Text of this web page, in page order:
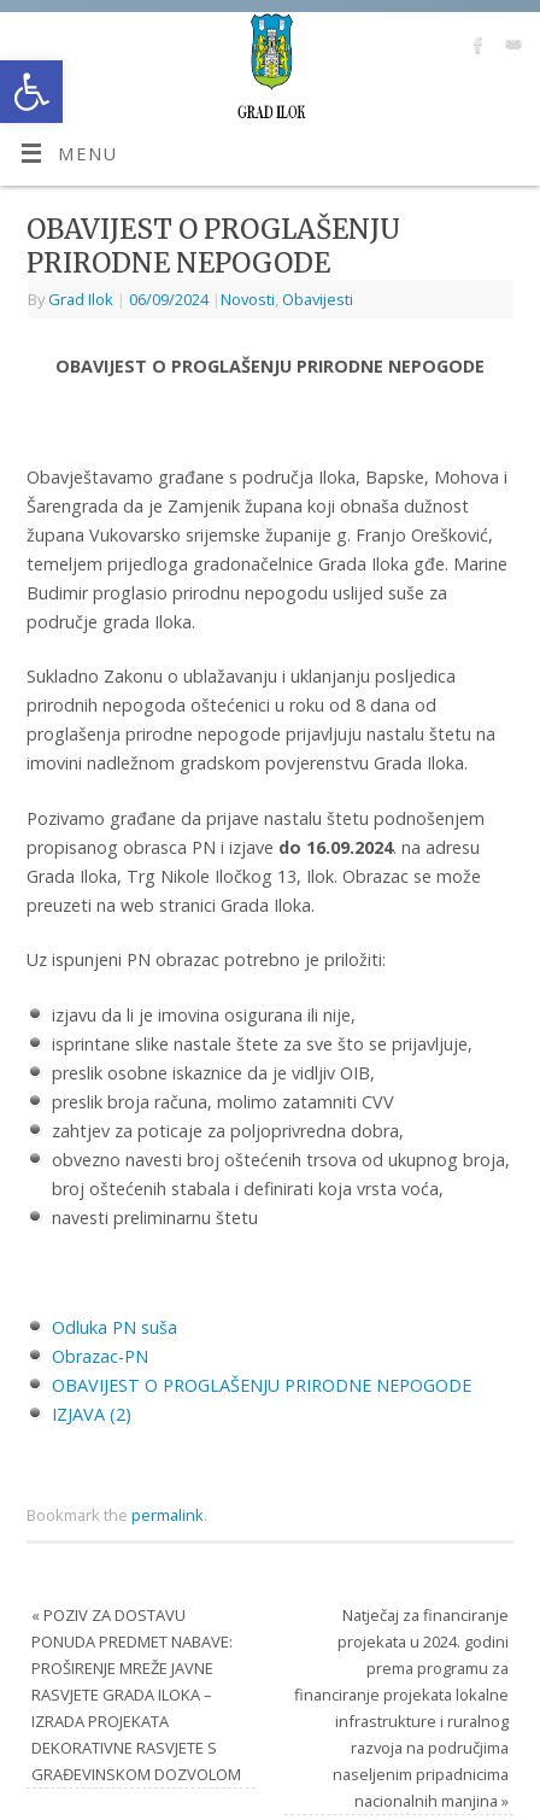
Open toolbar
MENU
OBAVIJEST O PROGLAŠENJU
PRIRODNE NEPOGODE
ByGrad Ilok | 06/09/2024 |Novosti Obavijesti
OBAVIJEST O PROGLAŠENJU PRIRODNE NEPOGODE
Obavještavamo građane s područja Iloka, Bapske, Mohova i
Šarengrada da je Zamjenik župana koji obnaša dužnost
župana Vukovarsko srijemske županije g. Franjo Orešković,
temeljem prijedloga gradonačelnice Grada Iloka gđe. Marine
Budimir proglasio prirodnu nepogodu uslijed suše za
područje grada Iloka.
Sukladno Zakonu o ublažavanju i uklanjanju posljedica
prirodnih nepogoda oštećenici u roku od 8 dana od
proglašenja prirodne nepogode prijavljuju nastalu štetu na
imovini nadležnom gradskom povjerenstvu Grada Iloka.
Pozivamo građane da prijave nastalu štetu podnošenjem
propisanog obrasca PN i izjave do 16.09.2024. na adresu
Grada Iloka, Trg Nikole Iločkog 13, Ilok. Obrazac se može
preuzeti na web stranici Grada Iloka.
Uz ispunjeni PN obrazac potrebno je priložiti:
izjavu da li je imovina osigurana ili nije,
isprintane slike nastale štete za sve što se prijavljuje,
preslik osobne iskaznice da je vidljiv OIB,
preslik broja računa, molimo zatamniti CVV
zahtjev za poticaje za poljoprivredna dobra,
obvezno navesti broj oštećenih trsova od ukupnog broja,
broj oštećenih stabala i definirati koja vrsta voća,
navesti preliminarnu štetu
Odluka PN suša
Obrazac-PN
OBAVIJEST O PROGLAŠENJU PRIRODNE NEPOGODE
IZJAVA (2)
Bookmark the permalink.
«POZIV ZA DOSTAVU
PONUDA PREDMET NABAVE:
PROŠIRENJE MREŽE JAVNE
RASVJETE GRADA ILOKA –
IZRADA PROJEKATA
DEKORATIVNE RASVJETE S
GRAĐEVINSKOM DOZVOLOM
Natječaj za financiranje
projekata u 2024. godini
prema programu za
financiranje projekata lokalne
infrastrukture i ruralnog
razvoja na područjima
naseljenim pripadnicima
nacionalnih manjina»